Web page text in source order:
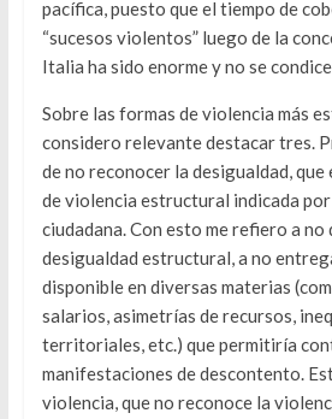
pacífica, puesto que el tiempo de
“sucesos violentos” luego de la
Italia ha sido enorme y no se
Sobre las formas de violencia más
considero relevante destacar tres.
de no reconocer la desigualdad,
de violencia estructural indicada
ciudadana. Con esto me refiero a no
desigualdad estructural, a no
disponible en diversas materias
salarios, asimetrías de recursos,
territoriales, etc.) que permitiría
manifestaciones de descontento.
violencia, que no reconoce la